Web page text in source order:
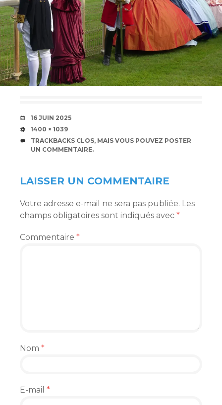
DATE
16 JUIN 2025
TAILLE
1400 × 1039
TRACKBACKS CLOS, MAIS VOUS POUVEZ POSTER
UN COMMENTAIRE.
LAISSER UN COMMENTAIRE
Votre adresse e-mail ne sera pas publiée. Les
champs obligatoires sont indiqués avec *
Commentaire *
Nom *
E-mail *